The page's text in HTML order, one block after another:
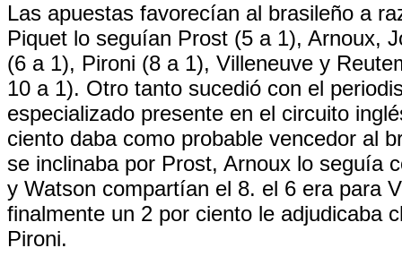
Las apuestas favorecían al brasileño a
Piquet lo seguían Prost (5 a 1), Arnoux,
(6 a 1), Pironi (8 a 1), Villeneuve y
10 a 1). Otro tanto sucedió con el
especializado presente en el circuito
ciento daba como probable vencedor al
se inclinaba por Prost, Arnoux lo seguía
y Watson compartían el 8. el 6 era para
finalmente un 2 por ciento le adjudicaba
Pironi.